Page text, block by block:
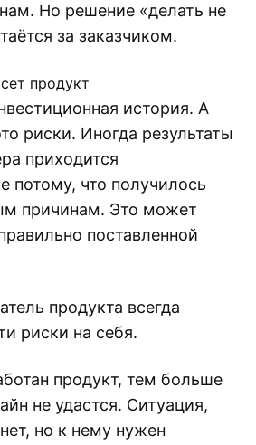
Но решение «делать не
за заказчиком.
продукт
история. А
риски. Иногда результаты
приходится
потому, что получилось
причинам. Это может
поставленной
продукта всегда
риски на себя.
продукт, тем больше
не удастся. Ситуация,
но к нему нужен